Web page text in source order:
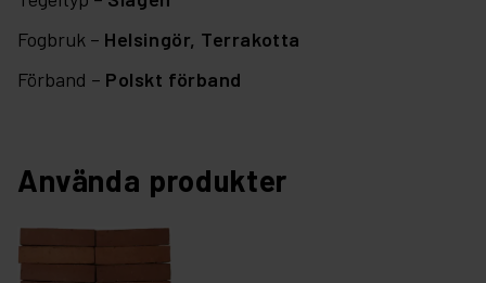
Fogbruk – Helsingör, Terrakotta
Förband – Polskt förband
Använda produkter